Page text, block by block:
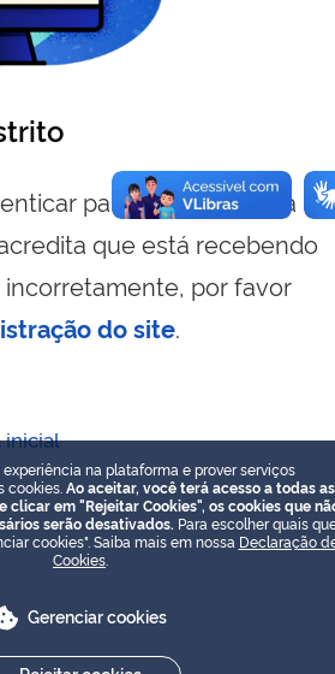
para visualizar essa
que está recebendo
por favor
do site.
inicial
experiência na plataforma e prover serviços
cookies. Ao aceitar, você terá acesso a todas as
clicar em "Rejeitar Cookies", os cookies que
serão desativados. Para escolher quais
cookies". Saiba mais em nossa Declaração
Cookies
Gerenciar cookies